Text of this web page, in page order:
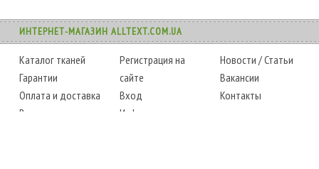
ИНТЕРНЕТ-МАГАЗИН ALLTEXT.COM.UA
Каталог тканей
Гарантии
Оплата и доставка
Возврат товара
Регистрация на
сайте
Вход
Информация
Новости /Статьи
Вакансии
Контакты